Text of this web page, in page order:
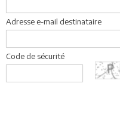
Adresse e-mail destinataire
Code de sécurité